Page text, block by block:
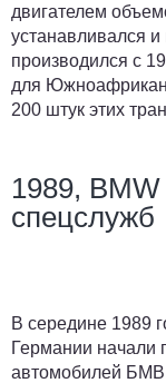
двигателем
устанавливался
производился с
для
200 штук этих
1989,
спецслужб
В середине 1989
Германии начали
автомобилей БМВ